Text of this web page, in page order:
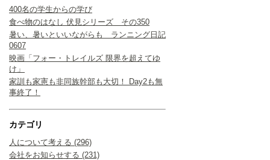
400名の学生からの学び
食べ物のはなし 伏見シリーズ その350
暑い、暑いといいながらも ランニング日記
0607
映画「フォー・トレイルズ 限界を超えてゆ
け」
家訓も家憲も非同族幹部も大切！ Day2も無
事終了！
カテゴリ
人について考える (296)
会社をお知らせする (231)